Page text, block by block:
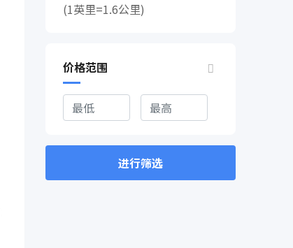
(1英里=1.6公里)
价格范围
进行筛选